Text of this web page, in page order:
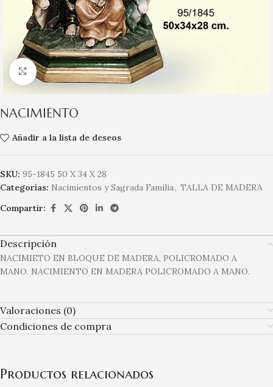
Clic para ampliar
NACIMIENTO
Añadir a la lista de deseos
SKU: 95-1845 50 X 34 X 28
Categorías: Nacimientos y Sagrada Familia, TALLA DE MADERA
Compartir:
Descripción
NACIMIETO EN BLOQUE DE MADERA, POLICROMADO A
MANO. NACIMIENTO EN MADERA POLICROMADO A MANO.
Valoraciones (0)
Condiciones de compra
Productos relacionados